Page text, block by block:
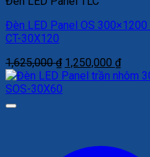
Đèn LED Panel OS
CT-30X120
1,625,000₫ Giá
gốc
1,250,000 ₫Giá
hiện